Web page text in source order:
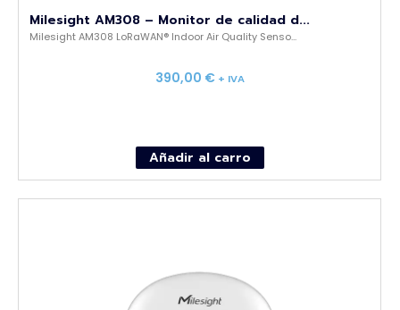
Milesight AM308 – Monitor de calidad d...
Milesight AM308 LoRaWAN® Indoor Air Quality Senso...
390,00 € + IVA
Añadir al carro